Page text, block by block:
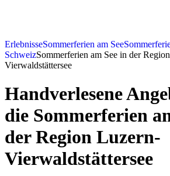
ErlebnisseSommerferien am See
SchweizSommerferien am See in der
Vierwaldstättersee
Handverlesene
die Sommerferien
der Region Luzern-
Vierwaldstättersee